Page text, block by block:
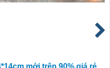
mới trên 90% giá rẻ